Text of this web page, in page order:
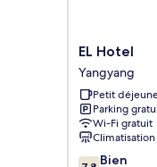
EL
Hotel
Yangyang
EL Hotel
Yangyang
Petit
Parking
Wi-Fi gratuit
Climatisation
7.8 Bien